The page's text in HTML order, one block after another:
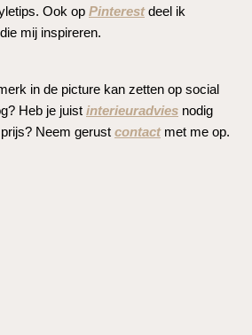
Ook op Pinterestdeel ik
mij inspireren.
in de picture kan zetten op social
Heb je juist interieuradvies nodig
Neem gerust contactmet me op.